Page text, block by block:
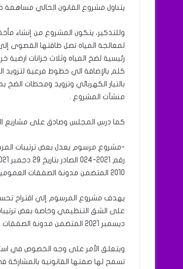
يتناول مشروع القانون الحالي مساهمة
وللتذكير، يتكون المشروع من إنشاء
كلم بالإضافة الي خطوط فرعية لتزويد
بالتيار الكهربائي وتزويد ومحطات
منشآت المشروع .
كما درس المجلس وصادق على مشاريع
2010 المتضمن مدونة الصفقات العمومية.
يهدف مشروع المرسوم إلي اقتراح
ديسمبر 2021 المتضمن مدونة الصفقات العمومية.
ويتعلق الأمر على وجه الخصوص في
تسمح لها صفتها القانونية بالمشاركة